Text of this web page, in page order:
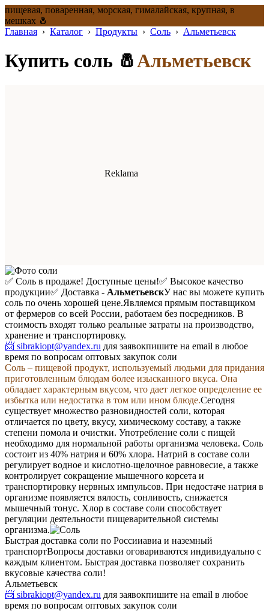
пищевая, поваренная, морская, гималайская, крупная, в
мешках 🧂
Главная › Каталог › Продукты › Соль › Альметьевск
Купить соль 🧂Альметьевск
✅ Соль в продаже! Доступные цены!✅ Высокое качество
продукции✅ Доставка - АльметьевскУ нас вы можете купить
соль по очень хорошей цене.Являемся прямым поставщиком
от фермеров со всей России, работаем без посредников. В
стоимость входят только реальные затраты на производство,
хранение и транспортировку.
📨 sibrakiopt@yandex.ru для заявокпишите на email в любое
время по вопросам оптовых закупок соли
Соль – пищевой продукт, используемый людьми для придания
приготовленным блюдам более изысканного вкуса. Она
обладает характерным вкусом, что дает легкое определение ее
избытка или недостатка в том или ином блюде.Сегодня
существует множество разновидностей соли, которая
отличается по цвету, вкусу, химическому составу, а также
степени помола и очистки. Употребление соли с пищей
необходимо для нормальной работы организма человека. Соль
состоит из 40% натрия и 60% хлора. Натрий в составе соли
регулирует водное и кислотно-щелочное равновесие, а также
контролирует сокращение мышечного корсета и
транспортировку нервных импульсов. При недостаче натрия в
организме появляется вялость, сонливость, снижается
мышечный тонус. Хлор в составе соли способствует
регуляции деятельности пищеварительной системы
организма.
Быстрая доставка соли по Россииавиа и наземный
транспортВопросы доставки оговариваются индивидуально с
каждым клиентом. Быстрая доставка позволяет сохранить
вкусовые качества соли!
Альметьевск
📨 sibrakiopt@yandex.ru для заявокпишите на email в любое
время по вопросам оптовых закупок соли